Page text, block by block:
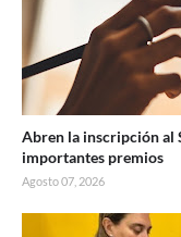
Abren la inscripción al
importantes premios
Agosto 07, 2026